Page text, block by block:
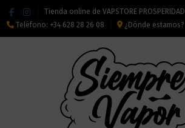
Tienda online de VAPSTORE PROSPERIDAD
Teléfono: +34 628 28 26 08 ¿Dónde estamos?